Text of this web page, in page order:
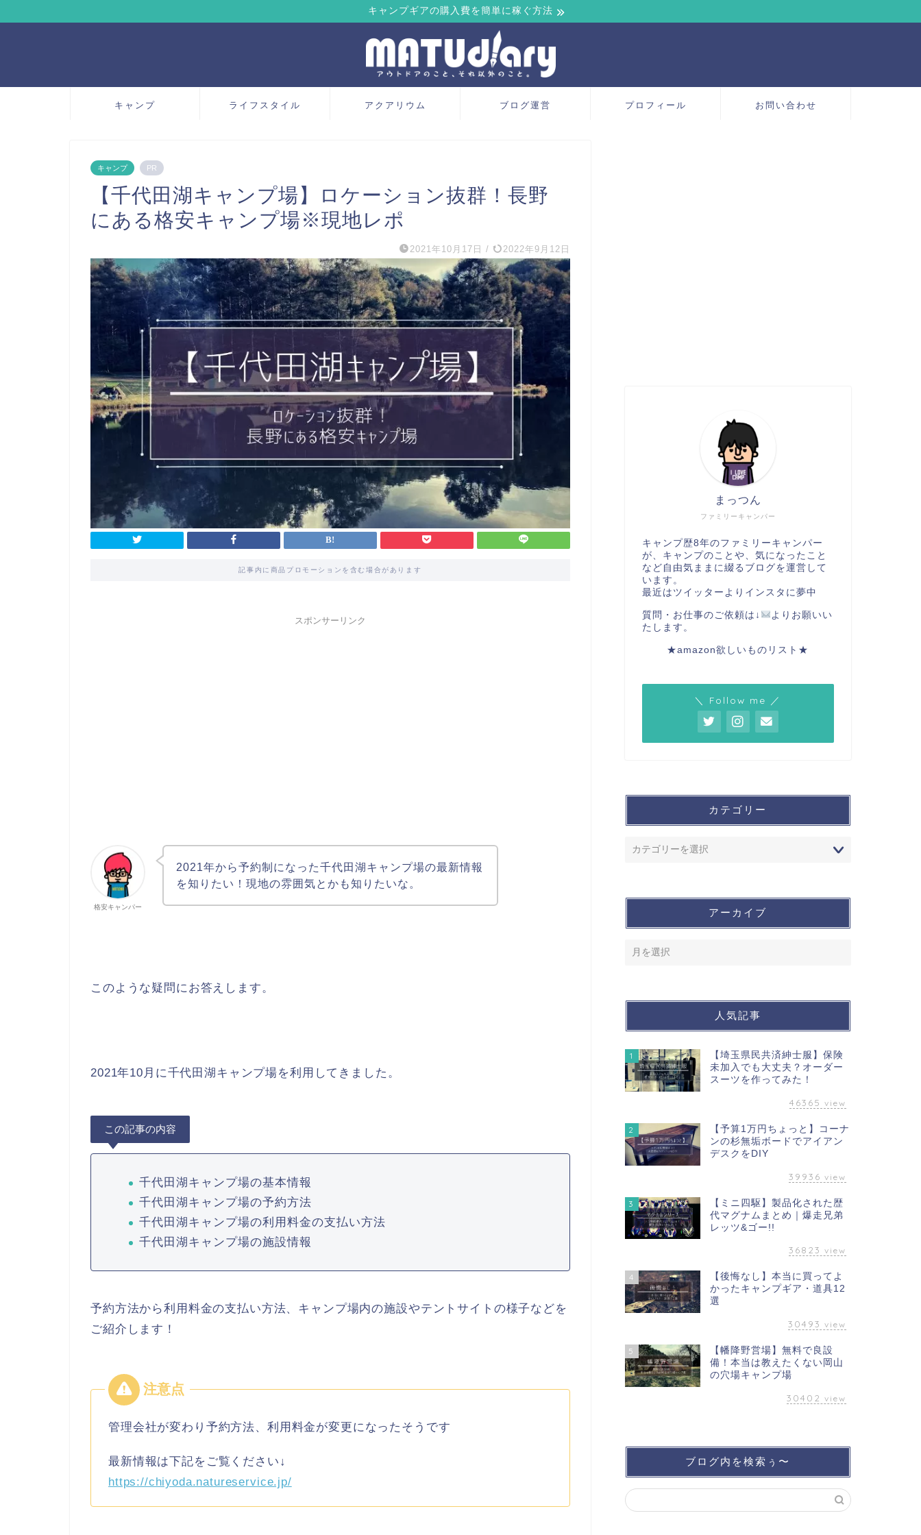
キャンプギアの購入費を簡単に稼ぐ方法
キャンプ ライフスタイル アクアリウム ブログ運営 プロフィール お問い合わせ
キャンプ PR
【千代田湖キャンプ場】ロケーション抜群！長野
にある格安キャンプ場※現地レポ
2021年10月17日 / 2022年9月12日
記事内に商品プロモーションを含む場合があります
スポンサーリンク
格安キャンパー
2021年から予約制になった千代田湖キャンプ場の最新情報
を知りたい！現地の雰囲気とかも知りたいな。
このような疑問にお答えします。
2021年10月に千代田湖キャンプ場を利用してきました。
この記事の内容
千代田湖キャンプ場の基本情報
千代田湖キャンプ場の予約方法
千代田湖キャンプ場の利用料金の支払い方法
千代田湖キャンプ場の施設情報
予約方法から利用料金の支払い方法、キャンプ場内の施設やテントサイトの様子などを
ご紹介します！
管理会社が変わり予約方法、利用料金が変更になったそうです
最新情報は下記をご覧ください↓
https://chiyoda.natureservice.jp/
ファミリーキャンパー
まっつん
キャンプ歴8年のファミリーキャンパー
が、キャンプのことや、気になったこと
など自由気ままに綴るブログを運営して
います。
最近はツイッターよりインスタに夢中
質問・お仕事のご依頼は↓
よりお願いい
たします。
★amazon欲しいものリスト★
＼ Follow me ／
カテゴリー
アーカイブ
人気記事
1
【埼玉県民共済紳士服】保険
未加入でも大丈夫？オーダー
スーツを作ってみた！
46365 view
2
【予算1万円ちょっと】コーナ
ンの杉無垢ボードでアイアン
デスクをDIY
39936 view
3
【ミニ四駆】製品化された歴
代マグナムまとめ｜爆走兄弟
レッツ&ゴー!!
36823 view
4
【後悔なし】本当に買ってよ
かったキャンプギア・道具12
選
30493 view
5
【幡降野営場】無料で良設
備！本当は教えたくない岡山
の穴場キャンプ場
30402 view
ブログ内を検索ぅ〜